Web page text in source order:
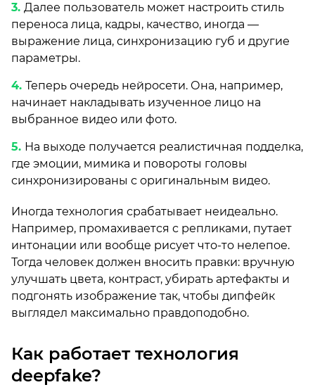
Далее пользователь может настроить стиль
переноса лица, кадры, качество, иногда —
выражение лица, синхронизацию губ и другие
параметры.
Теперь очередь нейросети. Она, например,
начинает накладывать изученное лицо на
выбранное видео или фото.
На выходе получается реалистичная подделка,
где эмоции, мимика и повороты головы
синхронизированы с оригинальным видео.
Иногда технология срабатывает неидеально.
Например, промахивается с репликами, путает
интонации или вообще рисует что-то нелепое.
Тогда человек должен вносить правки: вручную
улучшать цвета, контраст, убирать артефакты и
подгонять изображение так, чтобы дипфейк
выглядел максимально правдоподобно.
Как работает технология
deepfake?